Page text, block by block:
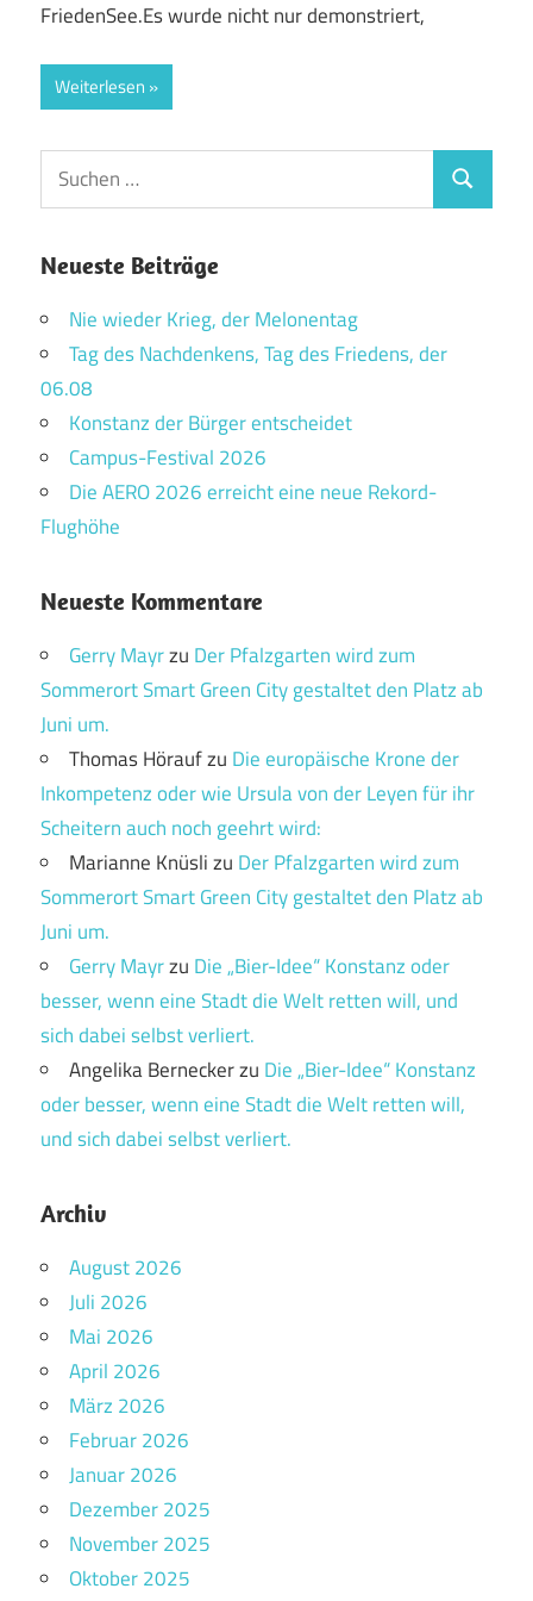
FriedenSee.Es wurde nicht nur demonstriert,
Weiterlesen
Suchen
nach:
Suchen
Neueste Beiträge
Nie wieder Krieg, der Melonentag
Tag des Nachdenkens, Tag des Friedens, der
06.08
Konstanz der Bürger entscheidet
Campus-Festival 2026
Die AERO 2026 erreicht eine neue Rekord-
Flughöhe
Neueste Kommentare
Gerry Mayrzu Der Pfalzgarten wird zum
Sommerort Smart Green City gestaltet den Platz ab
Juni um.
Thomas Höraufzu Die europäische Krone der
Inkompetenz oder wie Ursula von der Leyen für ihr
Scheitern auch noch geehrt wird:
Marianne Knüslizu Der Pfalzgarten wird zum
Sommerort Smart Green City gestaltet den Platz ab
Juni um.
Gerry Mayrzu Die „Bier-Idee“ Konstanz oder
besser, wenn eine Stadt die Welt retten will, und
sich dabei selbst verliert.
Angelika Berneckerzu Die „Bier-Idee“ Konstanz
oder besser, wenn eine Stadt die Welt retten will,
und sich dabei selbst verliert.
Archiv
August 2026
Juli 2026
Mai 2026
April 2026
März 2026
Februar 2026
Januar 2026
Dezember 2025
November 2025
Oktober 2025